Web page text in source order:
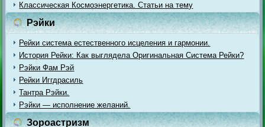
Классическая Космоэнергетика. Статьи на тему
Рэйки
Рейки система естественного исцеления и гармонии.
История Рейки: Как выглядела Оригинальная Система Рейки?
Рэйки Фам Рэй
Рейки Иггдрасиль
Тантра Рэйки.
Рэйки — исполнение желаний.
Зороастризм